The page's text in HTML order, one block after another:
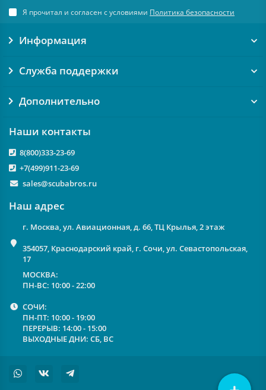
Я прочитал и согласен с условиями Политика безопасности
Информация
Служба поддержки
Дополнительно
Наши контакты
8(800)333-23-69
+7(499)911-23-69
sales@scubabros.ru
Наш адрес
г. Москва, ул. Авиационная, д. 66, ТЦ Крылья, 2 этаж
354057, Краснодарский край, г. Сочи, ул. Севастопольская,
17
МОСКВА:
ПН-ВС: 10:00 - 22:00
СОЧИ:
ПН-ПТ: 10:00 - 19:00
ПЕРЕРЫВ: 14:00 - 15:00
ВЫХОДНЫЕ ДНИ: СБ, ВС